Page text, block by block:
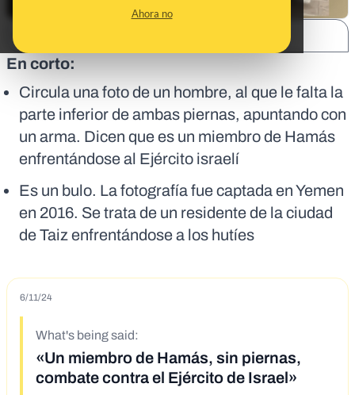
Ahora no
En corto:
Circula una foto de un hombre, al que le falta la
parte inferior de ambas piernas, apuntando con
un arma. Dicen que es un miembro de Hamás
enfrentándose al Ejército israelí
Es un bulo. La fotografía fue captada en Yemen
en 2016. Se trata de un residente de la ciudad
de Taiz enfrentándose a los hutíes
6/11/24
What's being said:
«Un miembro de Hamás, sin piernas,
combate contra el Ejército de Israel»